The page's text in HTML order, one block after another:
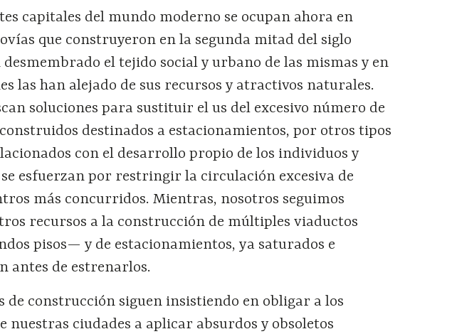
capitales del mundo moderno se ocupan ahora en
que construyeron en la segunda mitad del siglo
desmembrado el tejido social y urbano de las mismas y en
las han alejado de sus recursos y atractivos naturales.
soluciones para sustituir el us del excesivo número de
destinados a estacionamientos, por otros tipos
con el desarrollo propio de los individuos y
esfuerzan por restringir la circulación excesiva de
más concurridos. Mientras, nosotros seguimos
recursos a la construcción de múltiples viaductos
pisos— y de estacionamientos, ya saturados e
antes de estrenarlos.
de construcción siguen insistiendo en obligar a los
nuestras ciudades a aplicar absurdos y obsoletos